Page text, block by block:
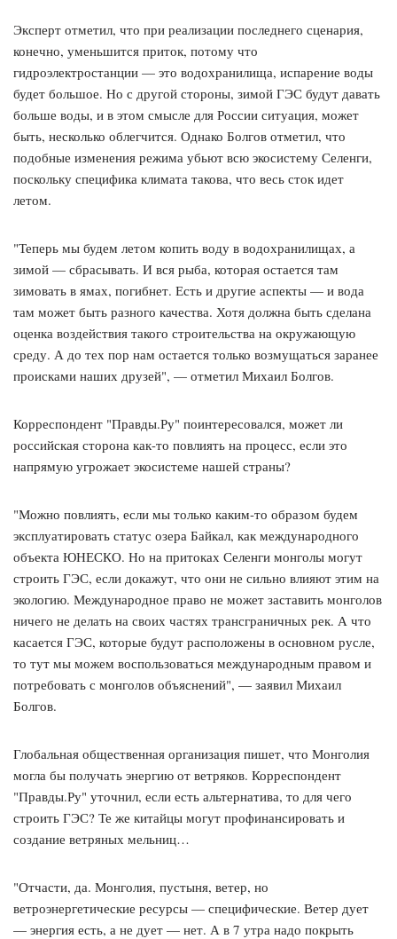
Эксперт отметил, что при реализации последнего сценария,
конечно, уменьшится приток, потому что
гидроэлектростанции — это водохранилища, испарение воды
будет большое. Но с другой стороны, зимой ГЭС будут давать
больше воды, и в этом смысле для России ситуация, может
быть, несколько облегчится. Однако Болгов отметил, что
подобные изменения режима убьют всю экосистему Селенги,
поскольку специфика климата такова, что весь сток идет
летом.
"Теперь мы будем летом копить воду в водохранилищах, а
зимой — сбрасывать. И вся рыба, которая остается там
зимовать в ямах, погибнет. Есть и другие аспекты — и вода
там может быть разного качества. Хотя должна быть сделана
оценка воздействия такого строительства на окружающую
среду. А до тех пор нам остается только возмущаться заранее
происками наших друзей", — отметил Михаил Болгов.
Корреспондент "Правды.Ру" поинтересовался, может ли
российская сторона как-то повлиять на процесс, если это
напрямую угрожает экосистеме нашей страны?
"Можно повлиять, если мы только каким-то образом будем
эксплуатировать статус озера Байкал, как международного
объекта ЮНЕСКО. Но на притоках Селенги монголы могут
строить ГЭС, если докажут, что они не сильно влияют этим на
экологию. Международное право не может заставить монголов
ничего не делать на своих частях трансграничных рек. А что
касается ГЭС, которые будут расположены в основном русле,
то тут мы можем воспользоваться международным правом и
потребовать с монголов объяснений", — заявил Михаил
Болгов.
Глобальная общественная организация пишет, что Монголия
могла бы получать энергию от ветряков. Корреспондент
"Правды.Ру" уточнил, если есть альтернатива, то для чего
строить ГЭС? Те же китайцы могут профинансировать и
создание ветряных мельниц…
"Отчасти, да. Монголия, пустыня, ветер, но
ветроэнергетические ресурсы — специфические. Ветер дует
— энергия есть, а не дует — нет. А в 7 утра надо покрыть